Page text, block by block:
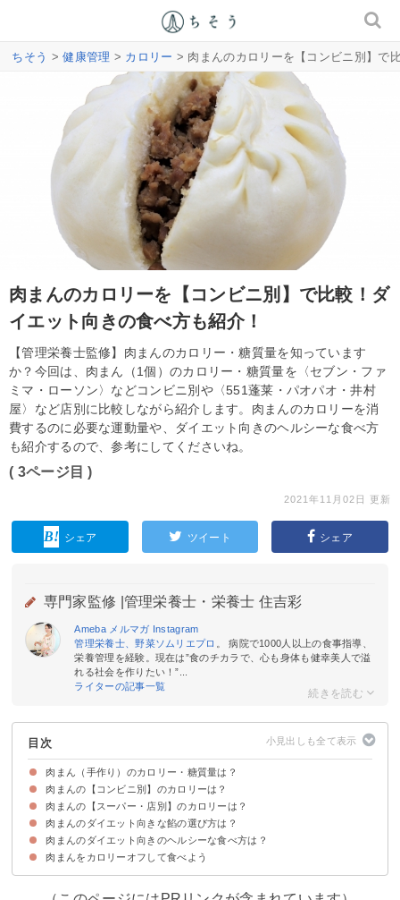
ちそう >健康管理 > カロリー > 肉まんのカロリーを【コンビニ別】で
肉まんのカロリーを【コンビニ別】で比較！ダ
イエット向きの食べ方も紹介！
【管理栄養士監修】肉まんのカロリー・糖質量を知っています
か？今回は、肉まん（1個）のカロリー・糖質量を〈セブン・ファ
ミマ・ローソン〉などコンビニ別や〈551蓬莱・パオパオ・井村
屋〉など店別に比較しながら紹介します。肉まんのカロリーを消
費するのに必要な運動量や、ダイエット向きのヘルシーな食べ方
も紹介するので、参考にしてくださいね。
( 3ページ目 )
2021年11月02日 更新
シェア ツイート シェア
専門家監修 | 管理栄養士・栄養士 住吉彩
Ameba メルマガ Instagram
管理栄養士、野菜ソムリエプロ
。 病院で1000人以上の食事指導、
栄養管理を経験。現在は”食のチカラで、心も身体も健幸美人で溢
れる社会を作りたい！”...
ライターの記事一覧
目次
肉まん（手作り）のカロリー・糖質量は？
肉まん（1個）のカロリー・糖質量
肉まん（1個）のカロリー消費に必要な運動量は？
肉まんの【コンビニ別】のカロリーは？
セブンイレブン
ローソン
ファミリーマート
肉まんの【スーパー・店別】のカロリーは？
551蓬莱
パオパオ
華正樓
井村屋
デイリーヤマザキ
肉まんのダイエット向きな餡の選び方は？
野菜がたっぷり入っている
肉まんのダイエット向きのヘルシーな食べ方は？
①夜食として食べない
②よく噛んで食べる
③野菜と一緒に食べる
肉まんをカロリーオフして食べよう